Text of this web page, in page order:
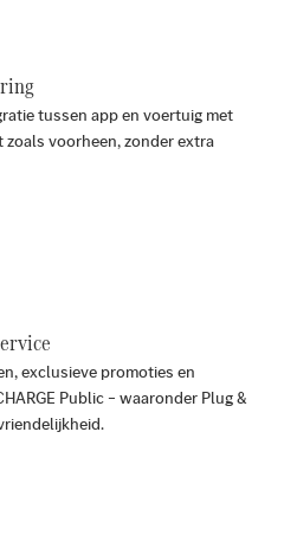
tussen app en voertuig met
zoals voorheen, zonder extra
exclusieve promoties en
Public – waaronder Plug &